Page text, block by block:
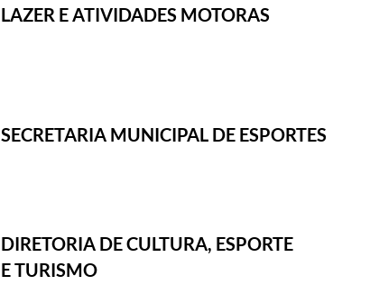
LAZER E ATIVIDADES MOTORAS
SECRETARIA MUNICIPAL DE ESPORTES
DIRETORIA DE CULTURA, ESPORTE
E TURISMO